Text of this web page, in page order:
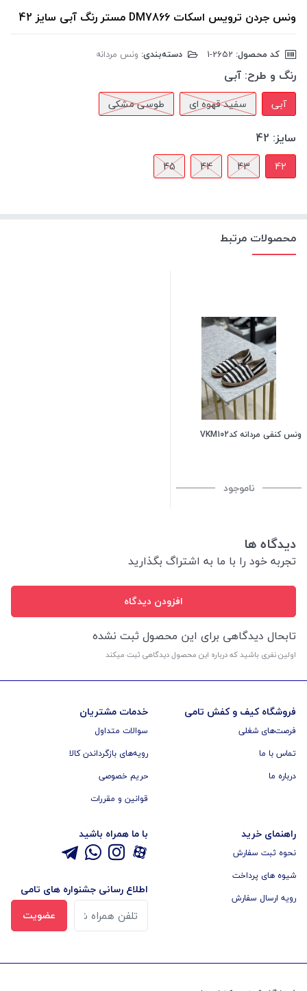
ونس جردن ترویس اسکات DM7866 مستر رنگ آبی سایز 42
کد محصول: دسته‌بندی: ونس مردانه
رنگ و طرح: آبی
آبی سفید قهوه ای طوسی مشکی
سایز: 42
42
43
44
45
محصولات مرتبط
ونس کنفی مردانه کدVKM102
ناموجود
دیدگاه ها
تجربه خود را با ما به اشتراگ بگذارید
افزودن دیدگاه
تابحال دیدگاهی برای این محصول ثبت نشده
اولین نفری باشید که درباره این محصول دیدگاهی ثبت میکند
فروشگاه کیف و کفش تامی
فرصت‌های شغلی
تماس با ما
درباره ما
خدمات مشتریان
سوالات متداول
رویه‌های بازگرداندن کالا
حریم خصوصی
قوانین و مقررات
راهنمای خرید
نحوه ثبت سفارش
شیوه های پرداخت
رویه ارسال سفارش
با ما همراه باشید
اطلاع رسانی جشنواره های تامی
عضویت